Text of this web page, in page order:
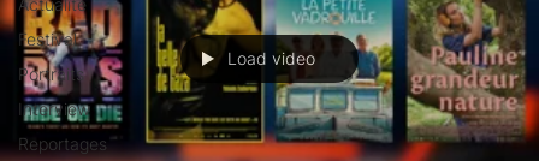
Festival
Portraits
Interview
Reportages
Load video